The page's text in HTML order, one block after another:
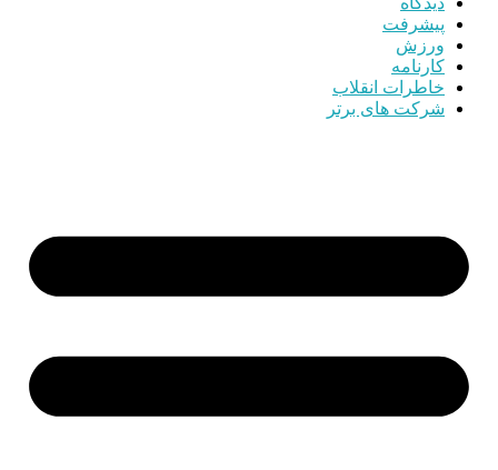
پیشرفت
ورزش
کارنامه
خاطرات انقلاب
شرکت های برتر